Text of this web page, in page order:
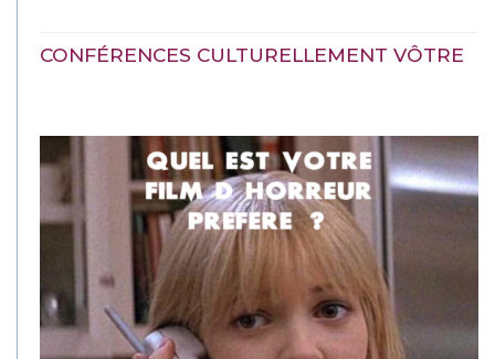
CONFÉRENCES CULTURELLEMENT VÔTRE